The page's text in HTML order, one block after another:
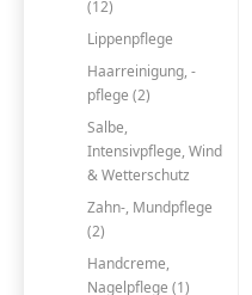
(12)
Lippenpflege
Haarreinigung, -
pflege (2)
Salbe,
Intensivpflege, Wind
& Wetterschutz
Zahn-, Mundpflege
(2)
Handcreme,
Nagelpflege (1)